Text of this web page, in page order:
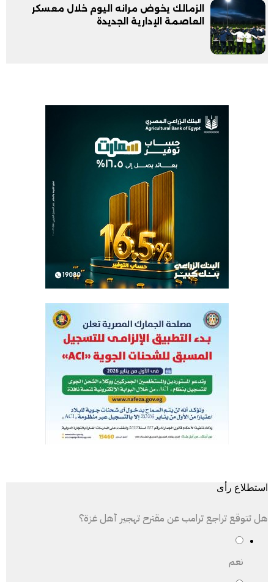
الزمالك يخوض مرانه اليوم خلال معسكر
العاصمة الإدارية الجديدة
استطلاع رأى
هل تتوقع تراجع ترامب عن مقترح تهجير أهل غزة؟
نعم